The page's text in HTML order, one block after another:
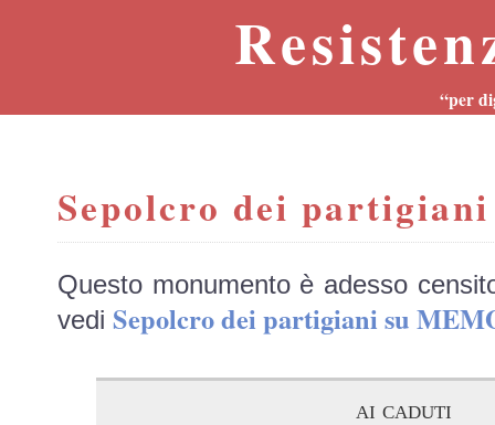
“per
Sepolcro dei partigiani
Questo monumento è adesso
vedi Sepolcro dei partigiani su
ai caduti